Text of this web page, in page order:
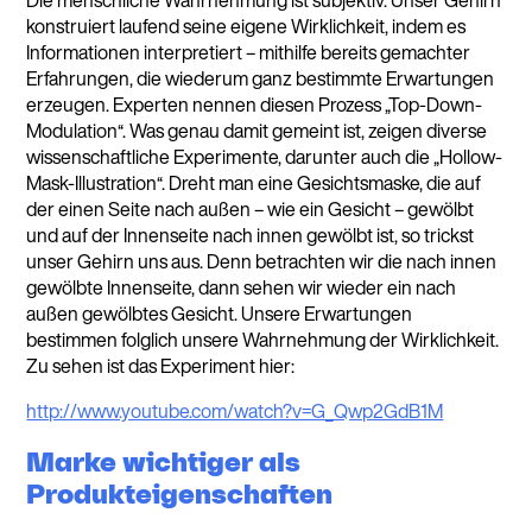
konstruiert laufend seine eigene Wirklichkeit, indem es
Informationen interpretiert – mithilfe bereits gemachter
Erfahrungen, die wiederum ganz bestimmte Erwartungen
erzeugen. Experten nennen diesen Prozess „Top-Down-
Modulation“. Was genau damit gemeint ist, zeigen diverse
wissenschaftliche Experimente, darunter auch die „Hollow-
Mask-Illustration“. Dreht man eine Gesichtsmaske, die auf
der einen Seite nach außen – wie ein Gesicht – gewölbt
und auf der Innenseite nach innen gewölbt ist, so trickst
unser Gehirn uns aus. Denn betrachten wir die nach innen
gewölbte Innenseite, dann sehen wir wieder ein nach
außen gewölbtes Gesicht. Unsere Erwartungen
bestimmen folglich unsere Wahrnehmung der Wirklichkeit.
Zu sehen ist das Experiment hier:
http://www.youtube.com/watch?v=G_Qwp2GdB1M
Marke wichtiger als
Produkteigenschaften